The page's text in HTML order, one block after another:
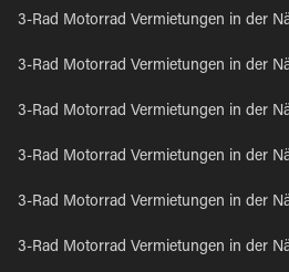
3-Rad Motorrad Vermietungen in der
3-Rad Motorrad Vermietungen in der
3-Rad Motorrad Vermietungen in der
3-Rad Motorrad Vermietungen in der
3-Rad Motorrad Vermietungen in der
3-Rad Motorrad Vermietungen in der